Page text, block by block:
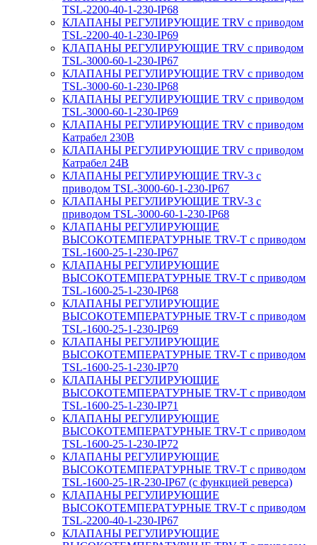
TSL-2200-40-1-230-IP68
КЛАПАНЫ РЕГУЛИРУЮЩИЕ TRV с приводом
TSL-2200-40-1-230-IP69
КЛАПАНЫ РЕГУЛИРУЮЩИЕ TRV с приводом
TSL-3000-60-1-230-IP67
КЛАПАНЫ РЕГУЛИРУЮЩИЕ TRV с приводом
TSL-3000-60-1-230-IP68
КЛАПАНЫ РЕГУЛИРУЮЩИЕ TRV с приводом
TSL-3000-60-1-230-IP69
КЛАПАНЫ РЕГУЛИРУЮЩИЕ TRV с приводом
Катрабел 230В
КЛАПАНЫ РЕГУЛИРУЮЩИЕ TRV с приводом
Катрабел 24В
КЛАПАНЫ РЕГУЛИРУЮЩИЕ TRV-3 с
приводом TSL-3000-60-1-230-IP67
КЛАПАНЫ РЕГУЛИРУЮЩИЕ TRV-3 с
приводом TSL-3000-60-1-230-IP68
КЛАПАНЫ РЕГУЛИРУЮЩИЕ
ВЫСОКОТЕМПЕРАТУРНЫЕ TRV-T с приводом
TSL-1600-25-1-230-IP67
КЛАПАНЫ РЕГУЛИРУЮЩИЕ
ВЫСОКОТЕМПЕРАТУРНЫЕ TRV-T с приводом
TSL-1600-25-1-230-IP68
КЛАПАНЫ РЕГУЛИРУЮЩИЕ
ВЫСОКОТЕМПЕРАТУРНЫЕ TRV-T с приводом
TSL-1600-25-1-230-IP69
КЛАПАНЫ РЕГУЛИРУЮЩИЕ
ВЫСОКОТЕМПЕРАТУРНЫЕ TRV-T с приводом
TSL-1600-25-1-230-IP70
КЛАПАНЫ РЕГУЛИРУЮЩИЕ
ВЫСОКОТЕМПЕРАТУРНЫЕ TRV-T с приводом
TSL-1600-25-1-230-IP71
КЛАПАНЫ РЕГУЛИРУЮЩИЕ
ВЫСОКОТЕМПЕРАТУРНЫЕ TRV-T с приводом
TSL-1600-25-1-230-IP72
КЛАПАНЫ РЕГУЛИРУЮЩИЕ
ВЫСОКОТЕМПЕРАТУРНЫЕ TRV-T с приводом
TSL-1600-25-1R-230-IP67 (с функцией реверса)
КЛАПАНЫ РЕГУЛИРУЮЩИЕ
ВЫСОКОТЕМПЕРАТУРНЫЕ TRV-T с приводом
TSL-2200-40-1-230-IP67
КЛАПАНЫ РЕГУЛИРУЮЩИЕ